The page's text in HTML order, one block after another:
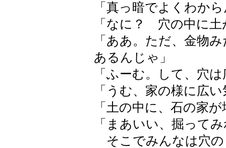
「真っ暗でよくわか
「なに？ 穴の中に
「ああ。ただ、金物
あるんじゃ」
「ふーむ。して、穴
「うむ、家の様に広
「土の中に、石の家
「まあいい、掘って
そこでみんなは穴の